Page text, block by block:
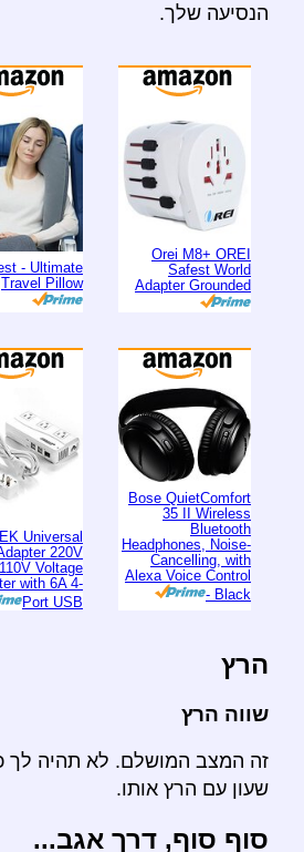
הנסיעה שלך.
Orei M8+ OREI
Safest World
Adapter Grounded
- Ultimate
Travel Pillow
Bose QuietComfort
35 II Wireless
Bluetooth
Headphones, Noise-
Cancelling, with
Alexa Voice Control
- Black
Universal
220V
Voltage
with 6A 4-
Port USB
הרץ
שווה הרץ
זה המצב המושלם. לא תהיה לך
שעון עם הרץ אותו.
סוף סוף, דרך אגב...